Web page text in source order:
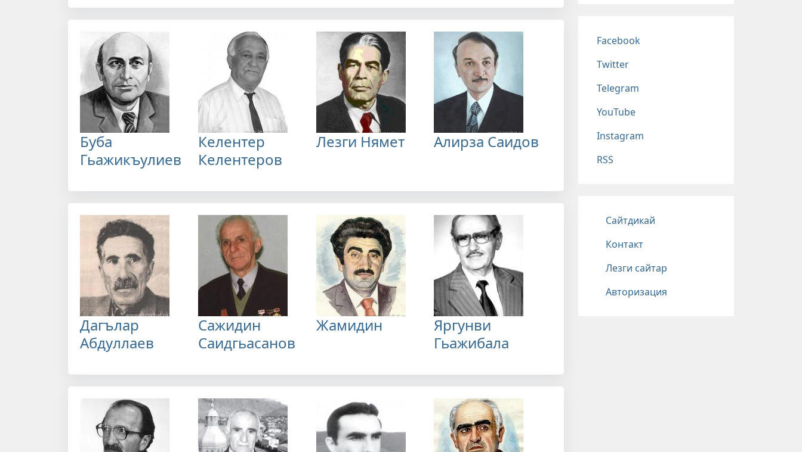
Буба
Гьажикъулиев
Келентер
Келентеров
Лезги Нямет Алирза Саидов
Дагълар
Абдуллаев
Сажидин
Саидгьасанов
Жамидин
Яргунви
Гьажибала
Соц сети
Facebook
Twitter
Telegram
YouTube
Instagram
RSS
Подвал
Сайтдикай
Контакт
Лезги сайтар
Авторизация